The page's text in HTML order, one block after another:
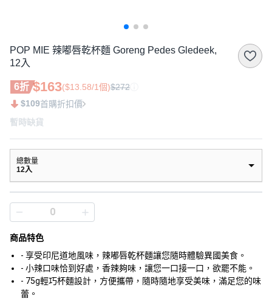
POP MIE 辣嘟唇乾杯麵 Goreng Pedes Gledeek,
12入
6折 $163($13.58/1個)$272
$109首購折扣價
暫時缺貨
總數量
12入
商品特色
- 享受印尼道地風味，辣嘟唇乾杯麵讓您隨時體驗異國美食。
- 小辣口味恰到好處，香辣夠味，讓您一口接一口，欲罷不能。
- 75g輕巧杯麵設計，方便攜帶，隨時隨地享受美味，滿足您的味
蕾。